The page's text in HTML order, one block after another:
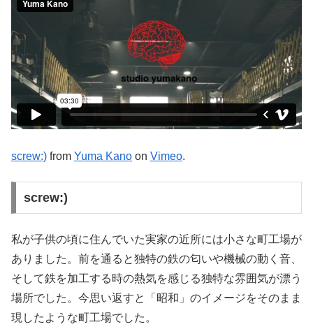
screw:) from Yuma Kano on Vimeo.
screw:)
私が子供の頃に住んでいた実家の近所には小さな町工場が
ありました。前を通ると独特の鉄の匂いや機械の動く音、
そして鉄を加工する時の熱気を感じる独特な雰囲気が漂う
場所でした。今思い返すと「昭和」のイメージをそのまま
現したような町工場でした。